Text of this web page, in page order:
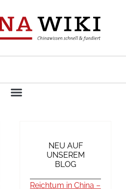
NEU AUF
UNSEREM
BLOG
Reichtum in China –